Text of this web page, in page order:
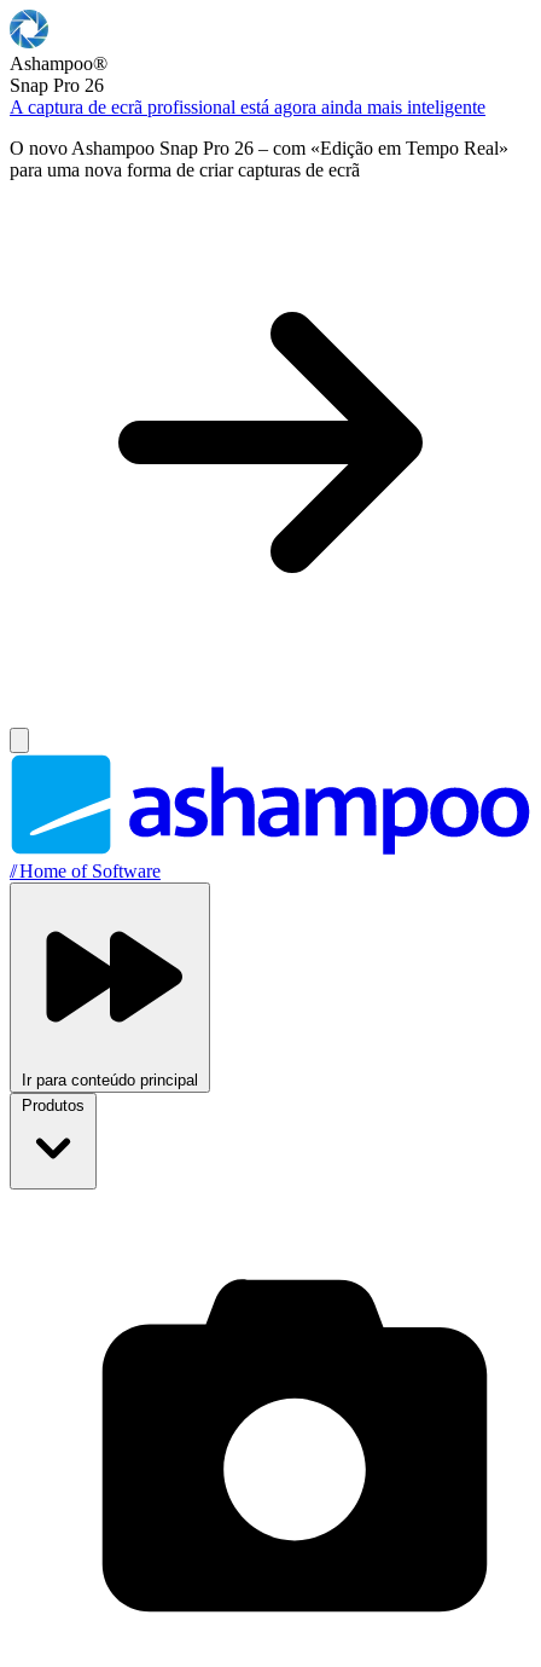
Ashampoo®
Snap Pro 26
A captura de ecrã profissional está agora ainda mais inteligente
O novo Ashampoo Snap Pro 26 – com «Edição em Tempo Real»
para uma nova forma de criar capturas de ecrã
//Home of Software
Ir para conteúdo principal
Produtos